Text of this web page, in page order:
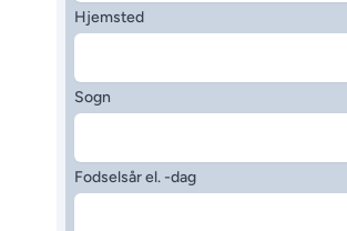
Hjemsted
Sogn
Fodselsår el. -dag